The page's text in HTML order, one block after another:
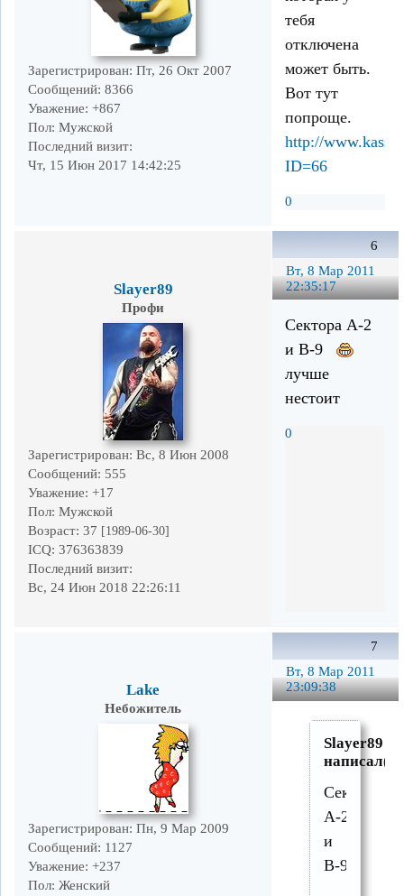
Зарегистрирован: Пт, 26 Окт 2007
Сообщений: 8366
Уважение: +867
Пол: Мужской
Последний визит:
Чт, 15 Июн 2017 14:42:25
тебя
отключена
может быть.
Вот тут
попроще.
http://
ID=66
0
6
Вт, 8 Мар 2011
22:35:17
Slayer89
Профи
Зарегистрирован: Вс, 8 Июн 2008
Сообщений: 555
Уважение: +17
Пол: Мужской
Возраст: 37 [1989-06-30]
ICQ: 376363839
Последний визит:
Вс, 24 Июн 2018 22:26:11
Сектора А-2
и В-9
лучше
нестоит
0
7
Вт, 8 Мар 2011
23:09:38
Lake
Небожитель
Зарегистрирован: Пн, 9 Мар 2009
Сообщений: 1127
Уважение: +237
Пол: Женский
Slayer89
Сектора
А-2
и
В-9